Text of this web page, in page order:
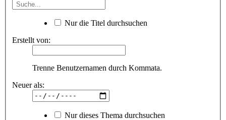
Nur die Titel durchsuchen
Erstellt von:
Trenne Benutzernamen durch Kommata.
Neuer als:
Nur dieses Thema durchsuchen